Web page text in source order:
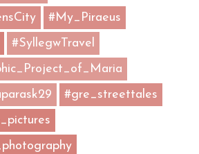
#My_Piraeus
#SyllegwTravel
#gre_streettales